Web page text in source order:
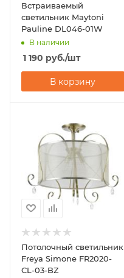
Встраиваемый
светильник Maytoni
Pauline DL046-01W
В наличии
1 190 руб./шт
В корзину
Потолочный светильник
Freya Simone FR2020-
CL-03-BZ